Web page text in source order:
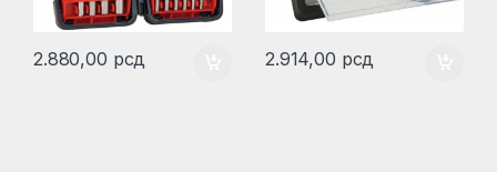
2.880,00 рсд 2.914,00 рсд